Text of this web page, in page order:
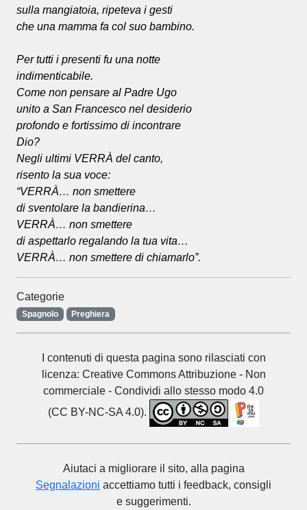
sulla mangiatoia, ripeteva i gesti
che una mamma fa col suo bambino.
Per tutti i presenti fu una notte
indimenticabile.
Come non pensare al Padre Ugo
unito a San Francesco nel desiderio
profondo e fortissimo di incontrare
Dio?
Negli ultimi VERRÀ del canto,
risento la sua voce:
“VERRÀ… non smettere
di sventolare la bandierina…
VERRÀ… non smettere
di aspettarlo regalando la tua vita…
VERRÀ… non smettere di chiamarlo”.
Categorie
Spagnolo Preghiera
I contenuti di questa pagina sono rilasciati con
licenza: Creative Commons Attribuzione - Non
commerciale - Condividi allo stesso modo 4.0
(CC BY-NC-SA 4.0).
Aiutaci a migliorare il sito, alla pagina
Segnalazioni accettiamo tutti i feedback, consigli
e suggerimenti.